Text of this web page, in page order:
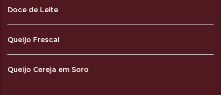
Doce de Leite
Queijo Frescal
Queijo Cereja em Soro